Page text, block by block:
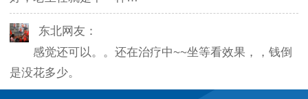
东北网友：
感觉还可以。。还在治疗中~~坐等看效果，，钱倒
是没花多少。